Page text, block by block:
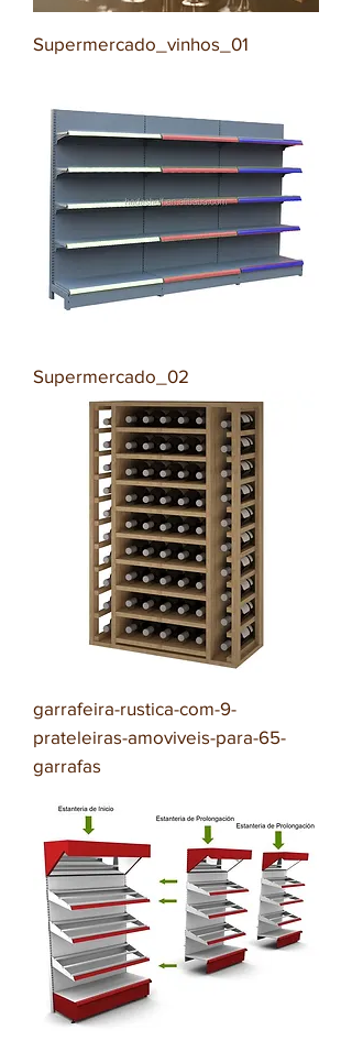
Supermercado_vinhos_01
Supermercado_02
garrafeira-rustica-com-9-
prateleiras-amoviveis-para-65-
garrafas